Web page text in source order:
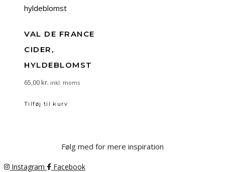
VAL DE FRANCE
CIDER,
HYLDEBLOMST
65,00kr. inkl. moms
Tilføj til kurv
Følg med for mere inspiration
Instagram Facebook